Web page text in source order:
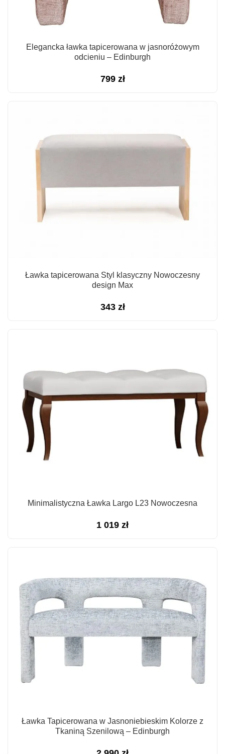
Elegancka ławka tapicerowana w jasnoróżowym
odcieniu – Edinburgh
799 zł
Ławka tapicerowana Styl klasyczny Nowoczesny
design Max
343 zł
Minimalistyczna Ławka Largo L23 Nowoczesna
1 019 zł
Ławka Tapicerowana w Jasnoniebieskim Kolorze z
Tkaniną Szenilową – Edinburgh